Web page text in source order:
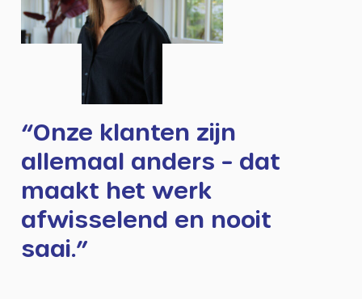
“Onze klanten zijn
allemaal anders – dat
maakt het werk
afwisselend en nooit
saai.”